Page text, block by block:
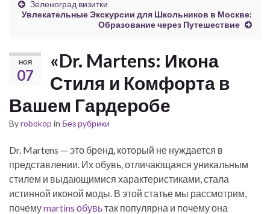
Зеленоград визитки
Увлекательные Экскурсии для Школьников в Москве:
Образование через Путешествие
НОЯ
07
«Dr. Martens: Икона
Стиля и Комфорта в
Вашем Гардеробе
Byrobokop in Без рубрики
Dr. Martens — это бренд, который не нуждается в
представлении. Их обувь, отличающаяся уникальным
стилем и выдающимися характеристиками, стала
истинной иконой моды. В этой статье мы рассмотрим,
почемуmartins обувьтак популярна и почему она